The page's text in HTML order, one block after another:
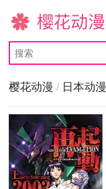
樱花动漫
樱花动漫 / 日本动漫